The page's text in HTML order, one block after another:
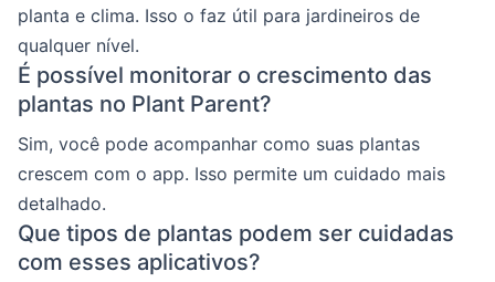
planta e clima. Isso o faz útil para jardineiros de
qualquer nível.
É possível monitorar o crescimento das
plantas no Plant Parent?
Sim, você pode acompanhar como suas plantas
crescem com o app. Isso permite um cuidado mais
detalhado.
Que tipos de plantas podem ser cuidadas
com esses aplicativos?